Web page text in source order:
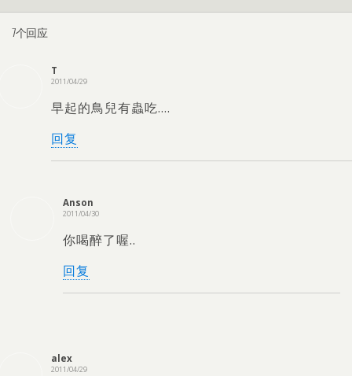
7个回应
T
2011/04/29
早起的鳥兒有蟲吃….
回复
Anson
2011/04/30
你喝醉了喔..
回复
alex
2011/04/29